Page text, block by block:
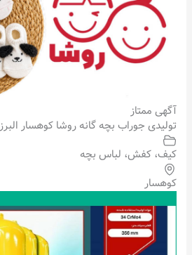
آگهی ممتاز
تولیدی جوراب بچه گانه روشا کوهسار البرز
کیف، کفش، لباس بچه
کوهسار